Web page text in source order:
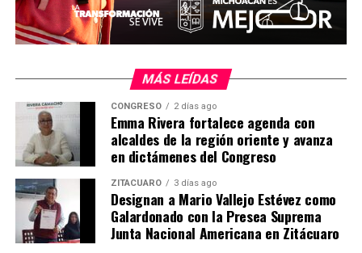
Me gusta esto:
Relacionado
Obtiene FGE vinculación a
proceso contra presunto
responsable de ocasionar el
MÁS LEÍDAS
CONGRESO 2 días ago
Emma Rivera fortalece agenda con
alcaldes de la región oriente y avanza
en dictámenes del Congreso
ZITÁCUARO 3 días ago
Designan a Mario Vallejo Estévez como
Galardonado con la Presea Suprema
Junta Nacional Americana en Zitácuaro